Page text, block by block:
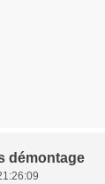
démontage